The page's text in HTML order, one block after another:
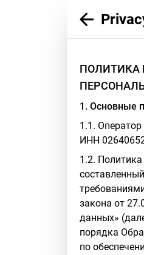
ПОЛИТИКА
1. Основные
1.1.
ИНН
1.2.
закона от
данных»
порядка
по